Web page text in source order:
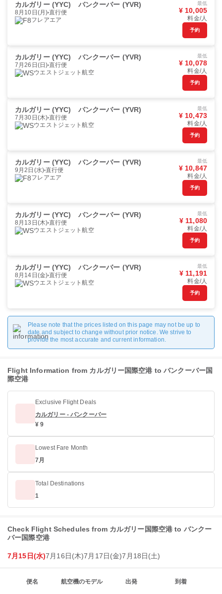
カルガリー (YYC) バンクーバー (YVR)
8月10日(月) 直行便
フレアエア
最低
¥ 10,005
料金/人
予約
カルガリー (YYC) バンクーバー (YVR)
7月26日(日) 直行便
ウエストジェット航空
最低
¥ 10,078
料金/人
予約
カルガリー (YYC) バンクーバー (YVR)
7月30日(木) 直行便
ウエストジェット航空
最低
¥ 10,473
料金/人
予約
カルガリー (YYC) バンクーバー (YVR)
9月2日(水) 直行便
フレアエア
最低
¥ 10,847
料金/人
予約
カルガリー (YYC) バンクーバー (YVR)
8月13日(木) 直行便
ウエストジェット航空
最低
¥ 11,080
料金/人
予約
カルガリー (YYC) バンクーバー (YVR)
8月14日(金) 直行便
ウエストジェット航空
最低
¥ 11,191
料金/人
予約
Please note that the prices listed on this page may not be up to
date and subject to change without prior notice. We strive to
provide the most accurate and current information.
Flight Information from カルガリー国際空港 to バンクーバー国
際空港
Exclusive Flight Deals
カルガリー - バンクーバー
¥ 9
Lowest Fare Month
7月
Total Destinations
1
Check Flight Schedules from カルガリー国際空港 to バンクー
バー国際空港
7月15日(水)7月16日(木)7月17日(金)7月18日(土)
便名 航空機のモデル 出発 到着